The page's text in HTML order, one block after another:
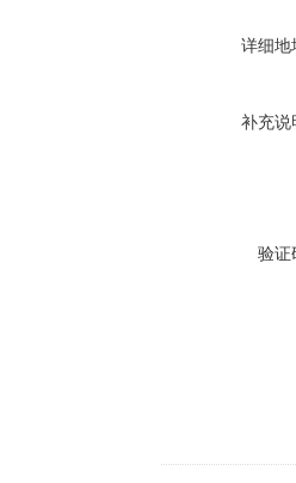
详细地
补充说
验证